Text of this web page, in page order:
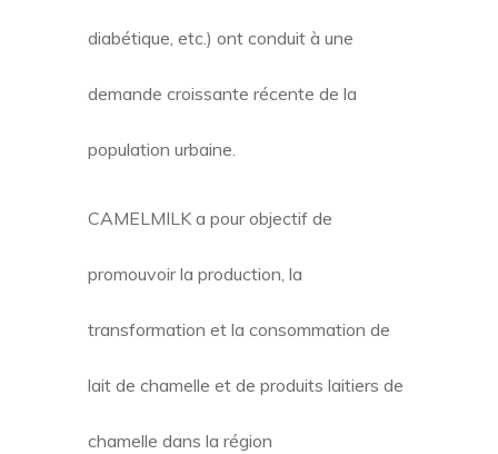
diabétique, etc.) ont conduit à une
demande croissante récente de la
population urbaine.
CAMELMILK a pour objectif de
promouvoir la production, la
transformation et la consommation de
lait de chamelle et de produits laitiers de
chamelle dans la région